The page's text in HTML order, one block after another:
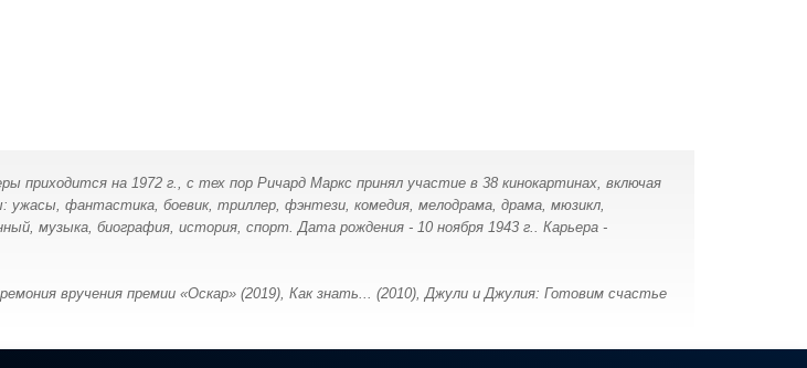
на 1972 г., с тех пор Ричард Маркс принял участие в 38 кинокартинах, включая
фантастика, боевик, триллер, фэнтези, комедия, мелодрама, драма, мюзикл,
музыка, биография, история, спорт. Дата рождения - 10 ноября 1943 г.. Карьера -
вручения премии «Оскар» (2019), Как знать... (2010), Джули и Джулия: Готовим счастье